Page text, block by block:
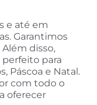
e até em
Garantimos
disso,
para
Páscoa e Natal.
com todo o
oferecer